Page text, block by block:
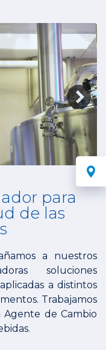
para
de las
a nuestros
soluciones
a distintos
Trabajamos
de Cambio